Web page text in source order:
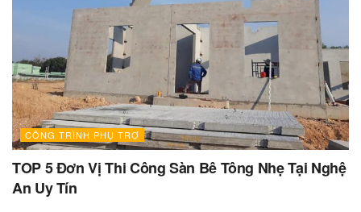
CÔNG TRÌNH PHỤ TRỢ
TOP 5 Đơn Vị Thi Công Sàn Bê Tông Nhẹ Tại Nghệ
An Uy Tín